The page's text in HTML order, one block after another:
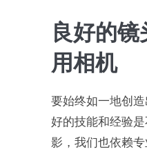
良好的
用相机
要始终如一地创
好的技能和经验
影，我们也依赖